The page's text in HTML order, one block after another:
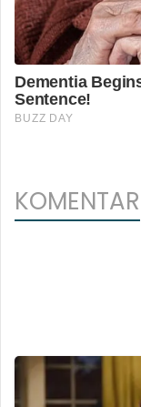
KOMENTAR